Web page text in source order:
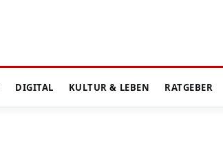
DIGITAL KULTUR & LEBEN RATGEBER